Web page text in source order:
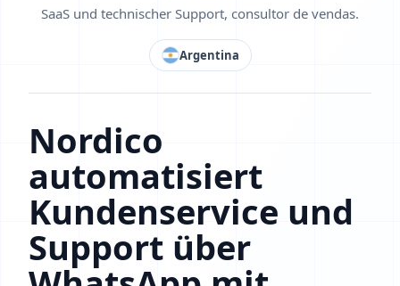
SaaS und technischer Support, consultor de vendas.
Argentina
Nordico
automatisiert
Kundenservice und
Support über